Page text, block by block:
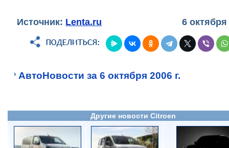
Источник: Lenta.ru 6 октября
АвтоНовости за 6 октября 2006 г.
Другие новости Citroen